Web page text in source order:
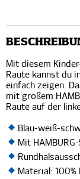
Mit diesem
Raute kannst du
einfach zeigen.
mit großem
Raute auf der
Blau-weiß-
Mit
Material: 100%